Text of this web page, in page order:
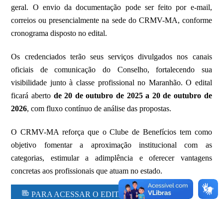
geral. O envio da documentação pode ser feito por e-mail,
correios ou presencialmente na sede do CRMV-MA, conforme
cronograma disposto no edital.
Os credenciados terão seus serviços divulgados nos canais
oficiais de comunicação do Conselho, fortalecendo sua
visibilidade junto à classe profissional no Maranhão. O edital
ficará aberto de 20 de outubro de 2025 a 20 de outubro de
2026, com fluxo contínuo de análise das propostas.
O CRMV-MA reforça que o Clube de Benefícios tem como
objetivo fomentar a aproximação institucional com as
categorias, estimular a adimplência e oferecer vantagens
concretas aos profissionais que atuam no estado.
PARA ACESSAR O EDITAL COMPLETO E A